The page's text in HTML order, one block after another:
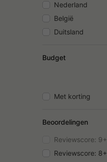
Nederland
België
Duitsland
Budget
Met korting
Beoordelingen
Reviewscore: 9+
Reviewscore: 8+